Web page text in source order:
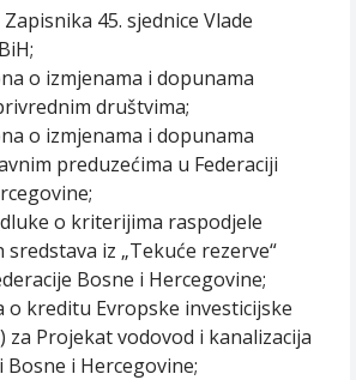
45. sjednice Vlade
o izmjenama i dopunama
društvima;
o izmjenama i dopunama
preduzećima u Federaciji
o kriterijima raspodjele
iz „Tekuće rezerve“
Bosne i Hercegovine;
o kreditu Evropske investicijske
za Projekat vodovod i kanalizacija
Bosne i Hercegovine;